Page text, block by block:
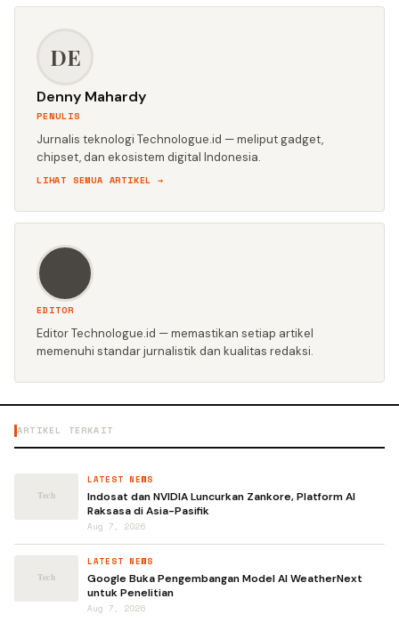
DE
Denny Mahardy
PENULIS
Jurnalis teknologi Technologue.id — meliput gadget,
chipset, dan ekosistem digital Indonesia.
LIHAT SEMUA ARTIKEL →
EDITOR
Editor Technologue.id — memastikan setiap artikel
memenuhi standar jurnalistik dan kualitas redaksi.
ARTIKEL TERKAIT
LATEST NEWS
Indosat dan NVIDIA Luncurkan Zankore, Platform AI
Raksasa di Asia-Pasifik
Aug 7, 2026
LATEST NEWS
Google Buka Pengembangan Model AI WeatherNext
untuk Penelitian
Aug 7, 2026